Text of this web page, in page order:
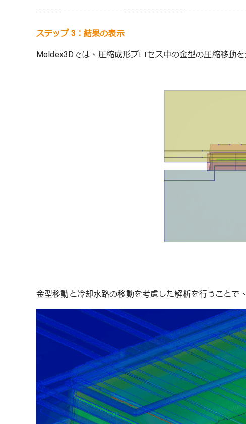
ステップ 3：結果の表示
Moldex3Dでは、圧縮成形プロセス中の金型の圧縮移動
金型移動と冷却水路の移動を考慮した解析を行うことで